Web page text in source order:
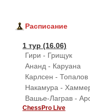
Расписание
1 тур (16.06)
Гири - Грищук
Ананд - Каруана
Карлсен - Топалов
Накамура -
Вашье-Лаграв -
ChessPro Live